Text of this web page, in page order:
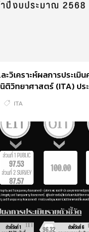
วิเคราะห์ผลการประเมิ
ติวิทยาศาสตร์ (ITA) ปร
ITA